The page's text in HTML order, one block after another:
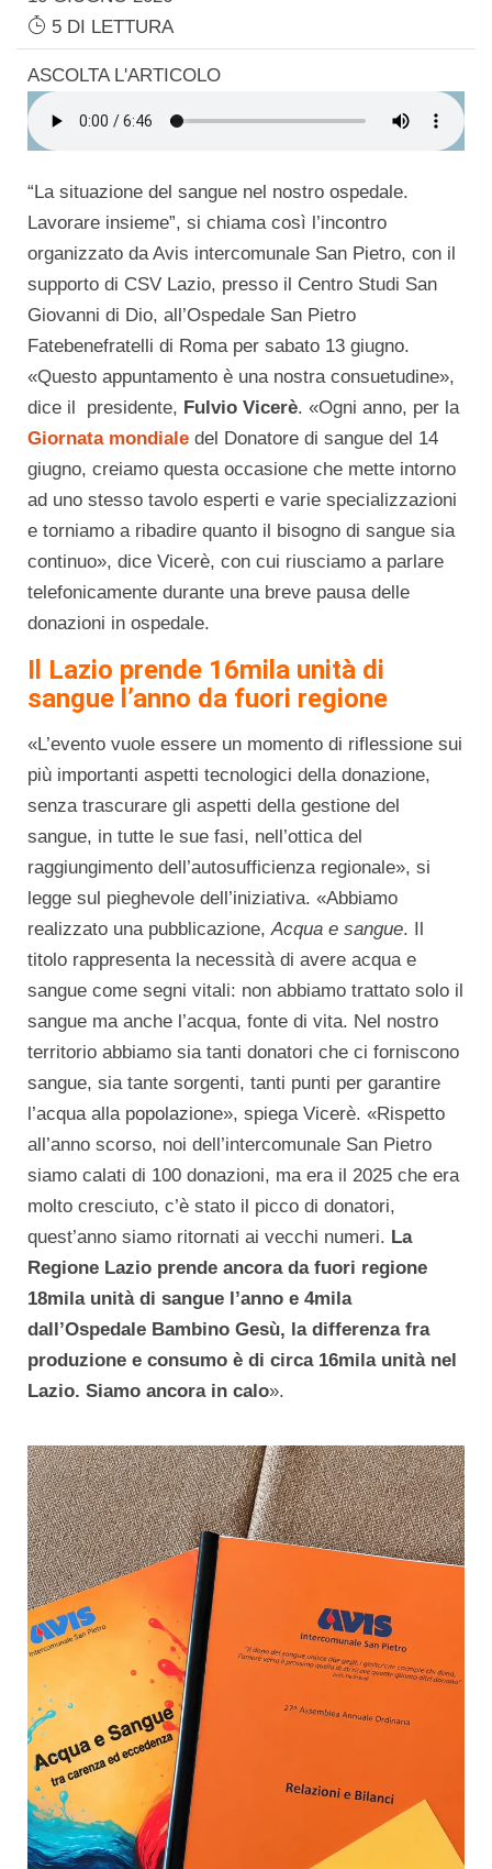
5 DI LETTURA
ASCOLTA L'ARTICOLO
“La situazione del sangue nel nostro ospedale.
Lavorare insieme”, si chiama così l’incontro
organizzato da Avis intercomunale San Pietro, con il
supporto di CSV Lazio, presso il Centro Studi San
Giovanni di Dio, all’Ospedale San Pietro
Fatebenefratelli di Roma per sabato 13 giugno.
«Questo appuntamento è una nostra consuetudine»,
dice il presidente, Fulvio Vicerè. «Ogni anno, per la
Giornata mondiale del Donatore di sangue del 14
giugno, creiamo questa occasione che mette intorno
ad uno stesso tavolo esperti e varie specializzazioni
e torniamo a ribadire quanto il bisogno di sangue sia
continuo», dice Vicerè, con cui riusciamo a parlare
telefonicamente durante una breve pausa delle
donazioni in ospedale.
Il Lazio prende 16mila unità di
sangue l’anno da fuori regione
«L’evento vuole essere un momento di riflessione sui
più importanti aspetti tecnologici della donazione,
senza trascurare gli aspetti della gestione del
sangue, in tutte le sue fasi, nell’ottica del
raggiungimento dell’autosufficienza regionale», si
legge sul pieghevole dell’iniziativa. «Abbiamo
realizzato una pubblicazione, Acqua e sangue. Il
titolo rappresenta la necessità di avere acqua e
sangue come segni vitali: non abbiamo trattato solo il
sangue ma anche l’acqua, fonte di vita. Nel nostro
territorio abbiamo sia tanti donatori che ci forniscono
sangue, sia tante sorgenti, tanti punti per garantire
l’acqua alla popolazione», spiega Vicerè. «Rispetto
all’anno scorso, noi dell’intercomunale San Pietro
siamo calati di 100 donazioni, ma era il 2025 che era
molto cresciuto, c’è stato il picco di donatori,
quest’anno siamo ritornati ai vecchi numeri. La
Regione Lazio prende ancora da fuori regione
18mila unità di sangue l’anno e 4mila
dall’Ospedale Bambino Gesù, la differenza fra
produzione e consumo è di circa 16mila unità nel
Lazio. Siamo ancora in calo».